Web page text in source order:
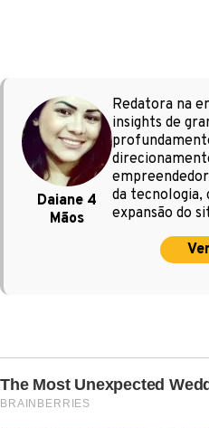
Daiane 4
Mãos
Redatora na
insights de
da tecnologia,
expansão do